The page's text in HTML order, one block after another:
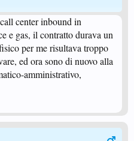
center inbound in
e gas, il contratto durava un
per me risultava troppo
ed ora sono di nuovo alla
amministrativo,